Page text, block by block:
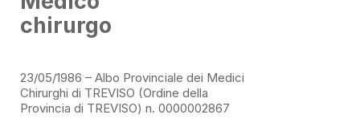
chirurgo
23/05/1986 – Albo Provinciale dei Medici
Chirurghi di TREVISO (Ordine della
Provincia di TREVISO) n. 0000002867